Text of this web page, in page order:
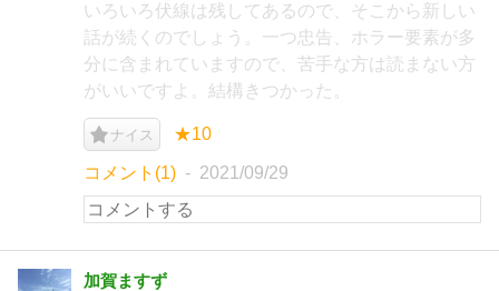
いろいろ伏線は残してあるので、そこから新しい
話が続くのでしょう。一つ忠告、ホラー要素が多
分に含まれていますので、苦手な方は読まない方
がいいですよ。結構きつかった。
ナイス ★10
コメント(1) 2021/09/29
加賀ますず